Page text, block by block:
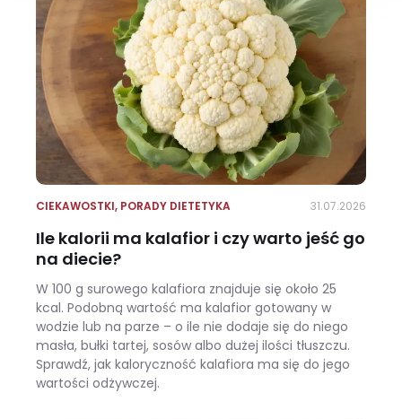
CIEKAWOSTKI, PORADY DIETETYKA 31.07.2026
Ile kalorii ma kalafior i czy warto jeść go
na diecie?
W 100 g surowego kalafiora znajduje się około 25
kcal. Podobną wartość ma kalafior gotowany w
wodzie lub na parze – o ile nie dodaje się do niego
masła, bułki tartej, sosów albo dużej ilości tłuszczu.
Sprawdź, jak kaloryczność kalafiora ma się do jego
wartości odżywczej.